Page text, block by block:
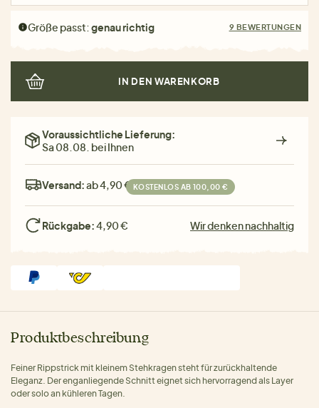
Größe passt:genau richtig 9 BEWERTUNGEN
IN DEN WARENKORB
Voraussichtliche Lieferung:
Sa 08.08. bei Ihnen
Versand:ab 4,90 € KOSTENLOS AB 100,00 €
Rückgabe:4,90 € Wir denken nachhaltig
Produktbeschreibung
Feiner Rippstrick mit kleinem Stehkragen steht für zurückhaltende
Eleganz. Der enganliegende Schnitt eignet sich hervorragend als Layer
oder solo an kühleren Tagen.